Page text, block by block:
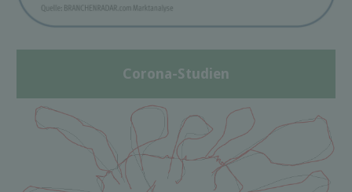
Corona-Studien